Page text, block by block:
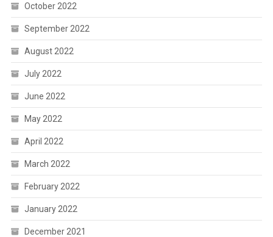
October 2022
September 2022
August 2022
July 2022
June 2022
May 2022
April 2022
March 2022
February 2022
January 2022
December 2021